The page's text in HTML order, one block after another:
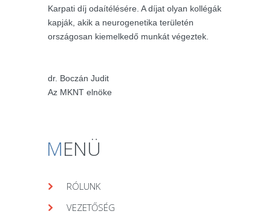
Karpati díj odaítélésére. A díjat olyan kollégák
kapják, akik a neurogenetika területén
országosan kiemelkedő munkát végeztek.
dr. Boczán Judit
Az MKNT elnöke
MENÜ
RÓLUNK
VEZETŐSÉG